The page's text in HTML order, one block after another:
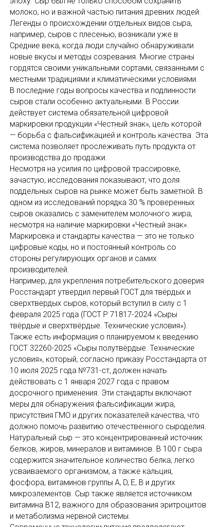
молоко, но и важной частью питания древних людей.
Легенды о происхождении отдельных видов сыра,
например, сыров с плесенью, возникали уже в
Средние века, когда люди случайно обнаруживали
новые вкусы и методы созревания. Многие страны
гордятся своими уникальными сортами, связанными с
местными традициями и климатическими условиями.
В последние годы вопросы качества и подлинности
сыров стали особенно актуальными. В России
действует система обязательной цифровой
маркировки продукции «Честный знак», цель которой
— борьба с фальсификацией и контроль качества. Эта
система позволяет прослеживать путь продукта от
производства до продажи.
Несмотря на усилия по цифровой трассировке,
зачастую, исследования показывают, что доля
поддельных сыров на рынке может быть заметной. В
одном из исследований порядка 30 % проверенных
сыров оказались с заменителем молочного жира,
несмотря на наличие маркировки «Честный знак».
Маркировка и стандарты качества — это не только
цифровые коды, но и постоянный контроль со
стороны регулирующих органов и самих
производителей.
Например, для укрепления потребительского доверия
Росстандарт утвердил первый ГОСТ для твёрдых и
сверхтвердых сыров, который вступил в силу с 1
февраля 2025 года (ГОСТ Р 71817-2024 «Сыры
твёрдые и сверхтвёрдые. Технические условия»).
Также есть информация о планируемом к введению
ГОСТ 32260-2025 «Сыры полутвёрдые. Технические
условия», который, согласно приказу Росстандарта от
10 июля 2025 года №731-ст, должен начать
действовать с 1 января 2027 года с правом
досрочного применения. Эти стандарты включают
меры для обнаружения фальсификации жира,
присутствия ГМО и других показателей качества, что
должно помочь развитию отечественного сыроделия.
Натуральный сыр — это концентрированный источник
белков, жиров, минералов и витаминов. В 100 г сыра
содержится значительное количество белка, легко
усваиваемого организмом, а также кальция,
фосфора, витаминов группы A, D, E, B и других
микроэлементов. Сыр также является источником
витамина B12, важного для образования эритроцитов
и метаболизма нервной системы.